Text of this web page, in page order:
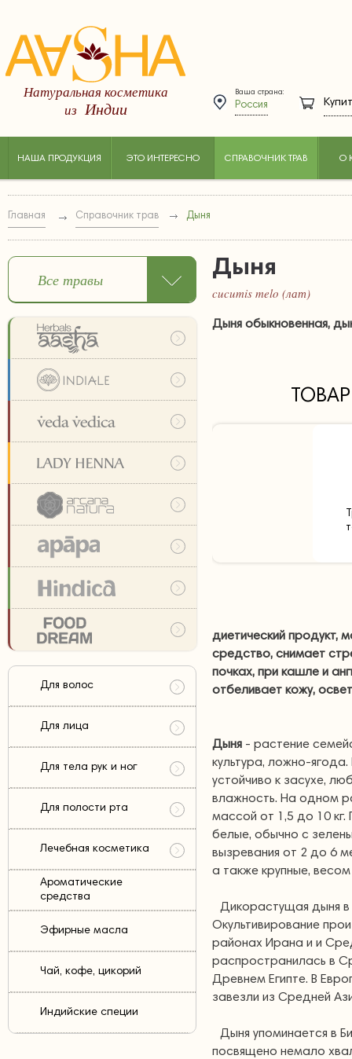
Натуральная косметика
из Индии
Ваша страна:
Россия
НАША ПРОДУКЦИЯ ЭТО ИНТЕРЕСНО СПРАВОЧНИК ТРАВ О
Главная Справочник трав Дыня
Дыня
cucumis melo (лат)
Дыня обыкновенная,
диетический продукт,
средство, снимает
почках, при кашле и
отбеливает кожу,
Дыня - растение
культура, ложно-
устойчиво к засухе,
влажность. На одном
массой от 1,5 до 10
белые, обычно с
вызревания от 2 до 6
а также крупные,
Дикорастущая дыня в
Окультивирование
районах Ирана и и
распространилась в
Древнем Египте. В
завезли из Средней
Дыня упоминается в
посвящено немало
Все травы
Для волос
Для лица
Для тела рук и ног
Для полости рта
Лечебная косметика
Ароматические
средства
Эфирные масла
Чай, кофе, цикорий
Индийские специи